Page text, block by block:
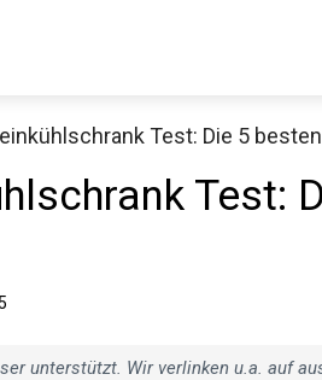
Test: Die 5
Test:
unterstützt. Wir verlinken u.a. auf